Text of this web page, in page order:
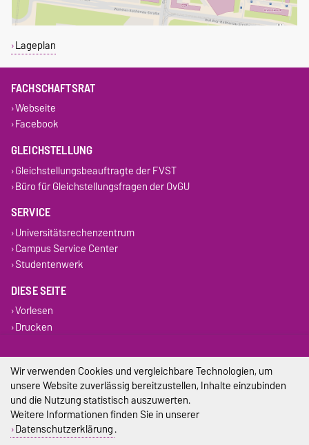
Lageplan
FACHSCHAFTSRAT
Webseite
Facebook
GLEICHSTELLUNG
Gleichstellungsbeauftragte der FVST
Büro für Gleichstellungsfragen der OvGU
SERVICE
Universitätsrechenzentrum
Campus Service Center
Studentenwerk
DIESE SEITE
Vorlesen
Drucken
Impressum
Datenschutz
Wir verwenden Cookies und vergleichbare Technologien, um
unsere Website zuverlässig bereitzustellen, Inhalte einzubinden
und die Nutzung statistisch auszuwerten.
Weitere Informationen finden Sie in unserer
Datenschutzerklärung.